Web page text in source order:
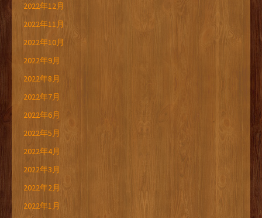
2022年12月
2022年11月
2022年10月
2022年9月
2022年8月
2022年7月
2022年6月
2022年5月
2022年4月
2022年3月
2022年2月
2022年1月